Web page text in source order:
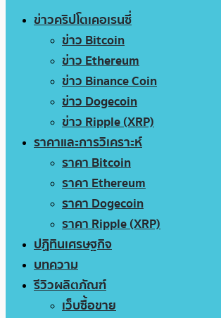
ข่าวคริปโตเคอเรนซี่
ข่าว Bitcoin
ข่าว Ethereum
ข่าว Binance Coin
ข่าว Dogecoin
ข่าว Ripple (XRP)
ราคาและการวิเคราะห์
ราคา Bitcoin
ราคา Ethereum
ราคา Dogecoin
ราคา Ripple (XRP)
ปฏิทินเศรษฐกิจ
บทความ
รีวิวผลิตภัณฑ์
เว็บซื้อขาย